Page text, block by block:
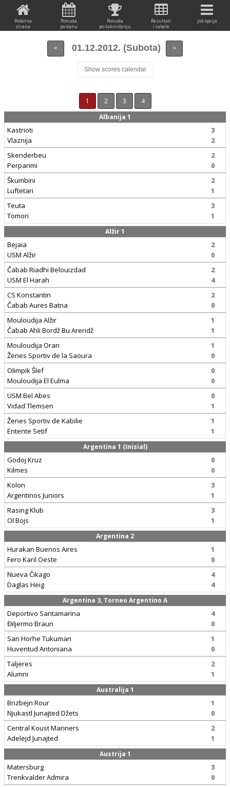
Početna
strana
Ponuda
po danu
Ponuda
po takmičenju
Rezultati
i tabele
još opcija
< 01.12.2012. (Subota) >
Show scores calendar
1 2 3
4
Albanija 1
Kastrioti
Vlaznija
3
2
Skenderbeu
Perparimi
2
0
Škumbini
Luftetari
2
1
Teuta
Tomori
3
1
Alžir 1
Bejaia
USM Alžir
2
0
Čabab Riadhi Belouizdad
USM El Harah
2
4
CS Konstantin
Čabab Aures Batna
2
0
Mouloudija Alžir
Čabab Ahli Bordž Bu Areridž
1
1
Mouloudija Oran
Ženes Sportiv de la Saoura
1
0
Olimpik Šlef
Mouloudija El Eulma
0
0
USM Bel Abes
Vidad Tlemsen
0
1
Ženes Sportiv de Kabilie
Entente Setif
1
1
Argentina 1 (Inisial)
Godoj Kruz
Kilmes
0
0
Kolon
Argentinos Juniors
3
1
Rasing Klub
Ol Bojs
3
1
Argentina 2
Hurakan Buenos Aires
Fero Karil Oeste
1
0
Nueva Čikago
Daglas Heig
4
4
Argentina 3, Torneo Argentino A
Deportivo Santamarina
Điljermo Braun
4
0
San Horhe Tukuman
Huventud Antoniana
1
0
Taljeres
Alumni
2
1
Australija 1
Brizbejn Rour
Njukastl Junajted Džets
1
0
Central Koust Mariners
Adelejd Junajted
2
1
Austrija 1
Matersburg
Trenkvalder Admira
3
0